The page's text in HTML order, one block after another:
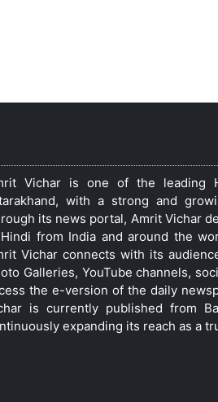
Vichar is one of the leading
with a strong and
its news portal, Amrit Vichar
from India and around the
Vichar connects with its
Galleries, YouTube channels,
the e-version of the daily
is currently published from
expanding its reach as a